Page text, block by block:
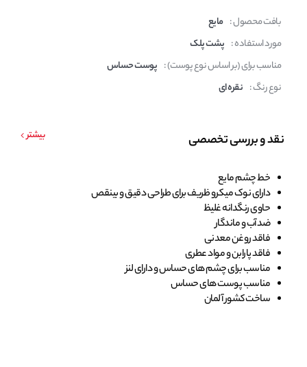
بافت محصول : مایع
مورد استفاده : پشت پلک
مناسب برای (بر اساس نوع پوست) : پوست حساس
نوع رنگ : نقره ای
نقد و بررسی تخصصی بیشتر
خط چشم مایع
دارای نوک میکرو ظریف برای طراحی دقیق و بینقص
حاوی رنگدانه غلیظ
ضد آب و ماندگار
فاقد روغن معدنی
فاقد پارابن و مواد عطری
مناسب برای چشم های حساس و دارای لنز
مناسب پوست های حساس
ساخت کشور آلمان